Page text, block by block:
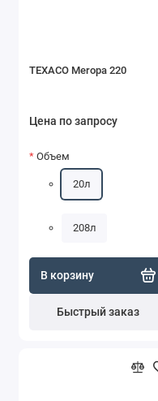
TEXACO Meropa 220
Цена по запросу
Объем
20л
208л
В корзину
Быстрый заказ